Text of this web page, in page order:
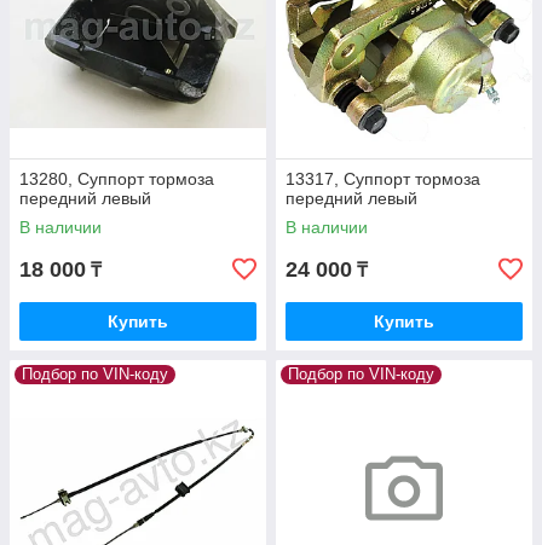
13280, Суппорт тормоза
передний левый
В наличии
18 000 ₸
Купить
13317, Суппорт тормоза
передний левый
В наличии
24 000 ₸
Купить
Подбор по VIN-коду Подбор по VIN-коду